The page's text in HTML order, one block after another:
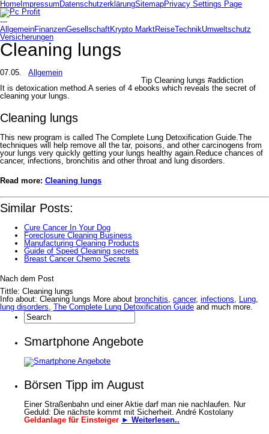
Home Impressum DatenschutzerklärungSitemapPrivacy Settings Page
---
AllgemeinFinanzenGesellschaftKrypto MarktReiseTechnikUmweltschutz
Versicherungen
Cleaning lungs
07.05.
Allgemein
Tip Cleaning lungs #addiction
It is detoxication method.A series of 4 ebooks which reveals the secret of
cleaning your lungs.
Cleaning lungs
This new program is called The Complete Lung Detoxification Guide.The
techniques will help remove all the tar, poisons, and other carcinogens from
your lungs very quickly getting your lungs healthy again.Reduce chances of
cancer, infections, bronchitis and other throat and lung disorders.
Read more: Cleaning lungs
Similar Posts:
Cure Cancer In Your Dog
Foreclosure Cleaning Business
Manufacturing Cleaning Products
Guide of Speed Cleaning secrets
Breast Cancer Chemo Secrets
Nach dem Post
Tittle: Cleaning lungs
Info about: Cleaning lungs More about bronchitis cancer, infections Lung
lung disorders The Complete Lung Detoxification Guide and much more.
Smartphone Angebote
Börsen Tipp im August
Einer Straßenbahn und einer Aktie darf man nie nachlaufen. Nur
Geduld: Die nächste kommt mit Sicherheit. André Kostolany
Geldanlage für Einsteiger ► Weiterlesen..